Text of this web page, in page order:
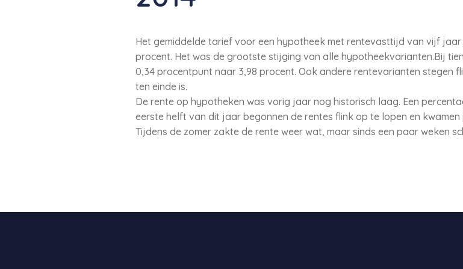
Het gemiddelde tarief voor een hypotheek met rentevasttijd van vijf
procent. Het was de grootste stijging van alle hypotheekvarianten.Bij
0,34 procentpunt naar 3,98 procent. Ook andere rentevarianten stegen
ten einde is.
De rente op hypotheken was vorig jaar nog historisch laag. Een
eerste helft van dit jaar begonnen de rentes flink op te lopen en
Tijdens de zomer zakte de rente weer wat, maar sinds een paar weken